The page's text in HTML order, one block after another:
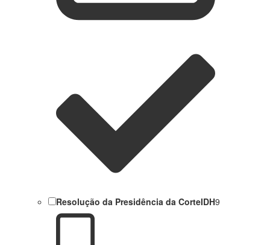
Resolução da Presidência da CorteIDH9